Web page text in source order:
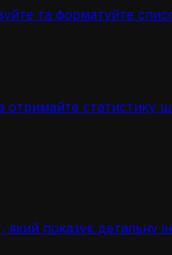
та форматуйте
отримайте статистику
який показує детальну